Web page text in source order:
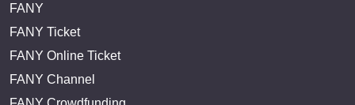
FANY
FANY Ticket
FANY Online Ticket
FANY Channel